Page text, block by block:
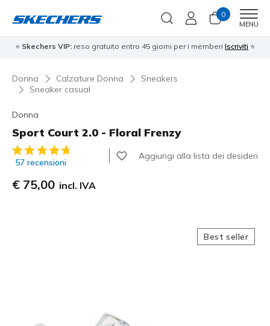
0
MENU
⭐ Skechers VIP: reso gratuito entro 45 giorni per i memberi Iscriviti ⭐
Donna Calzature Donna
Sneakers
Sneaker casual
Donna
Sport Court 2.0 - Floral Frenzy
Valutazione cliente 5 su 5
57 recensioni
Aggiungi alla lista dei desideri
€ 75,00 incl. IVA
Best seller